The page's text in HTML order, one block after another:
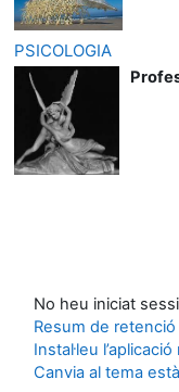
PSICOLOGIA
No heu iniciat
Resum de
Instal·leu
Canvia al tema